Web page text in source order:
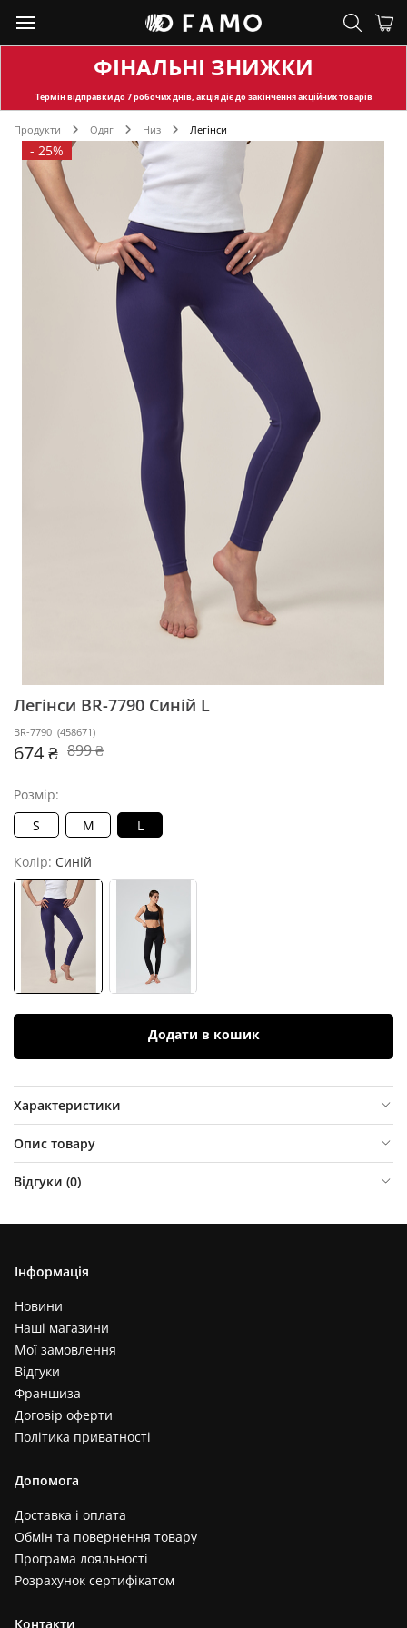
ФІНАЛЬНІ ЗНИЖКИ
Термін відправкидо 7 робочих днів, акція діє до закінчення акційних товарів
Продукти Одяг Низ Легінси
- 25%
Легінси BR-7790 Синій L
BR-7790 (458671)
674 ₴ 899 ₴
Розмір:
S
M L
Колір: Синій
Додати в кошик
Характеристики
Опис товару
Відгуки (0)
Інформація
Новини
Наші магазини
Мої замовлення
Відгуки
Франшиза
Договір оферти
Політика приватності
Допомога
Доставка і оплата
Обмін та повернення товару
Програма лояльності
Розрахунок сертифікатом
Контакти